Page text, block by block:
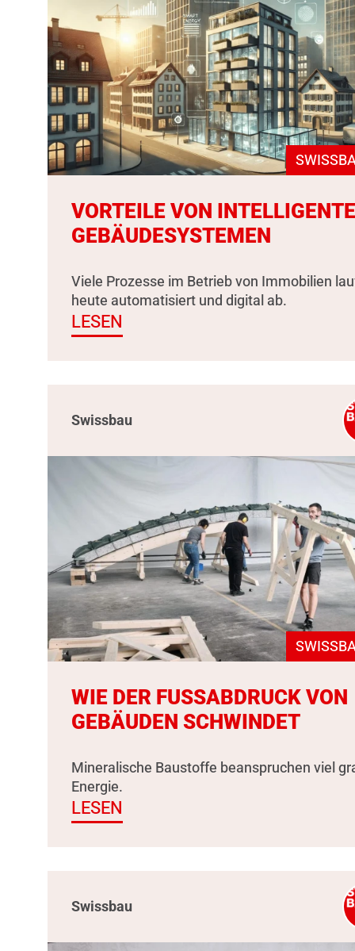
VORTEILE VON
GEBÄUDESYSTEMEN
Viele Prozesse im Betrieb von Immobilien
heute automatisiert und digital ab.
LESEN
Swissbau
WIE DER FUSSABDRUCK VON
GEBÄUDEN SCHWINDET
Mineralische Baustoffe beanspruchen viel
Energie.
LESEN
Swissbau